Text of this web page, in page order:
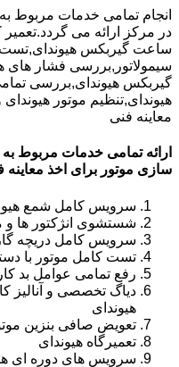
انجام تمامی خدمات مربوط
در مرکز ارائه می
ساعت گیربکس هیوندای,تست
سیمولاتور,بررسی فشار
گیربکس هیوندای,بررسی
هیوندای,تنظیم موتور
معاینه فنی
ارائه تمامی خدمات مربوط به
سازی موتور برای اخذ معاینه
سرویس کامل شمع
شستشوی انژکتور ها و
سرویس کامل دریچه
تست کامل موتور با
رفع تمامی عوامل بد
دیاگ تخصصی و آنالیز
هیوندای
تعویض صافی بنزین
تعمیرگاه هیوندای
سرویس های دوره ای